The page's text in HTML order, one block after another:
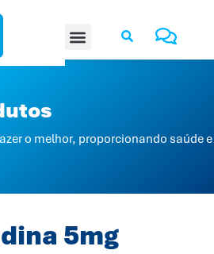
o melhor, proporcionando saúde e
5mg